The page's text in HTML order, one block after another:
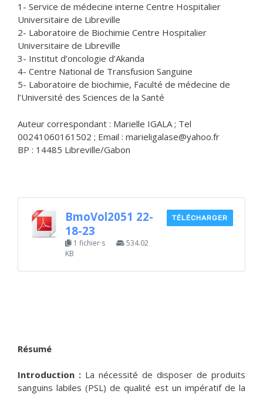
1- Service de médecine interne Centre Hospitalier
Universitaire de Libreville
2- Laboratoire de Biochimie Centre Hospitalier
Universitaire de Libreville
3- Institut d’oncologie d’Akanda
4- Centre National de Transfusion Sanguine
5- Laboratoire de biochimie, Faculté de médecine de
l’Université des Sciences de la Santé
Auteur correspondant : Marielle IGALA ; Tel
00241060161502 ; Email : marieligalase@yahoo.fr
BP : 14485 Libreville/Gabon
BmoVol2051 22-
18-23
1 fichier·s
534.02
KB
TÉLÉCHARGER
Résumé
Introduction : La nécessité de disposer de produits
sanguins labiles (PSL) de qualité est un impératif de la